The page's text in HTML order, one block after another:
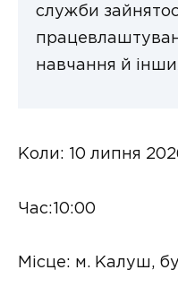
служби
навчання й
Коли: 10 липня
Час:10:00
Місце: м. Калуш,